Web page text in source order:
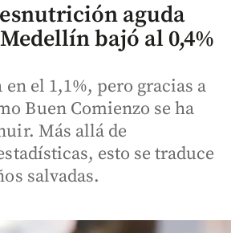
aguda
bajó al 0,4%
el 1,1%, pero gracias a
Buen Comienzo se ha
Más allá de
esto se traduce
salvadas.